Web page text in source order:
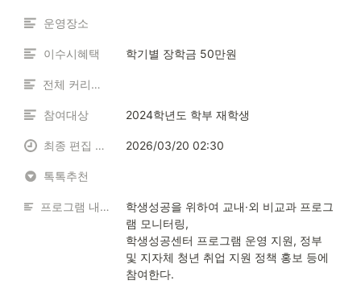
운영장소
이수시혜택 학기별 장학금 50만원
전체 커리큘럼
참여대상 2024학년도 학부 재학생
최종 편집 일시 2026/03/20 02:30
톡톡추천
프로그램 내용 소개
학생성공을 위하여 교내·외 비교과 프로그
램 모니터링,
학생성공센터 프로그램 운영 지원, 정부
및 지자체 청년 취업 지원 정책 홍보 등에
참여한다.